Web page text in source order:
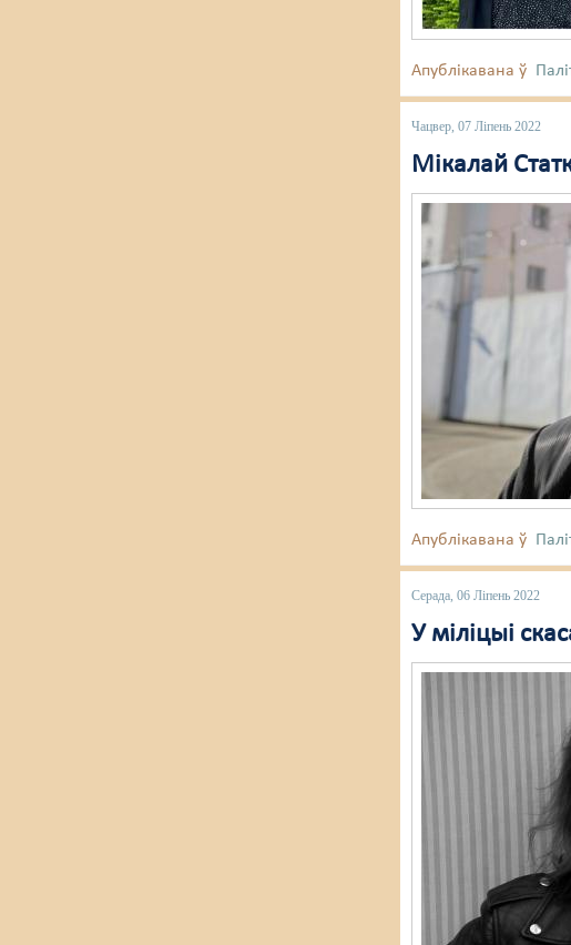
Апублікавана ў
Чацвер, 07 Ліпень 2022
Мікалай
Апублікавана ў
Серада, 06 Ліпень 2022
У міліцыі